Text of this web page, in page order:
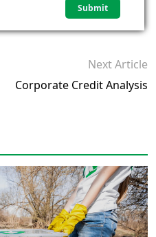
Next Article
Corporate Credit Analysis